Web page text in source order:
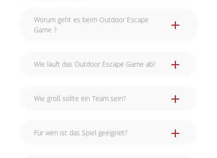
Worum geht es beim Outdoor Escape
Game ?
Wie läuft das Outdoor Escape Game ab?
Wie groß sollte ein Team sein?
Für wen ist das Spiel geeignet?